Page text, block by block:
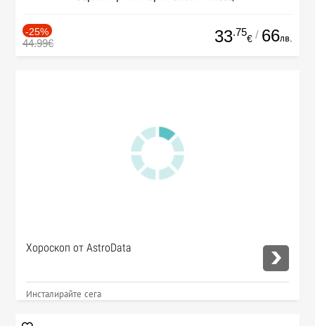
-25%
44.99€ 33.75
€ / 66лв.
Хороскоп от AstroData
Инсталирайте сега